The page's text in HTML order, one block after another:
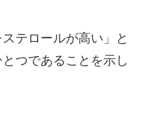
テロールが高い」と
つであることを示し